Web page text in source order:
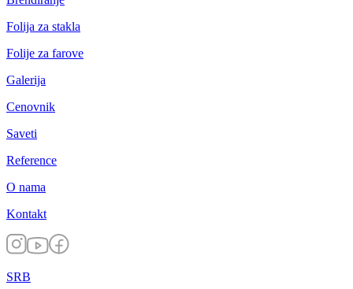
Folija za stakla
Folije za farove
Galerija
Cenovnik
Saveti
Reference
O nama
Kontakt
SRB